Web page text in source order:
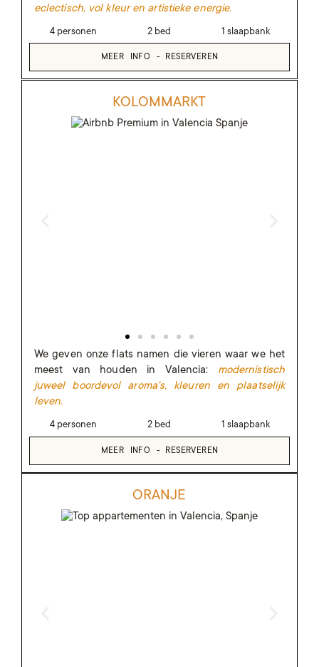
eclectisch, vol kleur en artistieke energie.
4 personen 2 bed 1 slaapbank
MEER INFO - RESERVEREN
KOLOMMARKT
We geven onze flats namen die vieren waar we het
meest van houden in Valencia: modernistisch
juweel boordevol aroma's, kleuren en plaatselijk
leven.
4 personen 2 bed 1 slaapbank
MEER INFO - RESERVEREN
ORANJE